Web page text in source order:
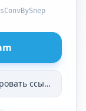
ссылку